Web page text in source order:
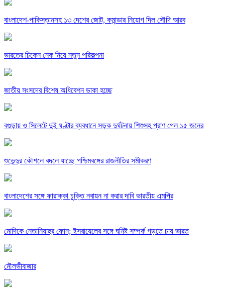
বাংলাদেশ-পাকিস্তানসহ ১৩ দেশের জোট, কমান্ডার নিয়োগ দিল সৌদি আরব
ভারতের চিকেন নেক নিয়ে নতুন পরিকল্পনা
জাতীয় সংসদের বিশেষ অধিবেশন ডাকা হচ্ছে
বগুড়ায় ও সিলেটে দুই ঘণ্টার ব্যবধানে সড়ক দুর্ঘটনায় শিশুসহ প্রাণ গেল ১৫ জনের
শুভেন্দুর কৌশলে বদলে যাচ্ছে পশ্চিমবঙ্গের রাজনীতির সমীকরণ
বাংলাদেশের সঙ্গে ফারাক্কা চুক্তি নবায়ন না করার দাবি ভারতীয় এমপির
মোদিকে নেতানিয়াহুর ফোন; ইসরায়েলের সঙ্গে ঘনিষ্ট সম্পর্ক গড়তে চায় ভারত
মৌলভীবাজার